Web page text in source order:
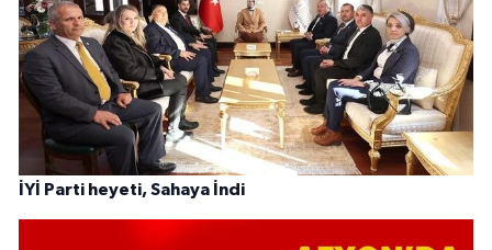
İYİ Parti heyeti, Sahaya İndi